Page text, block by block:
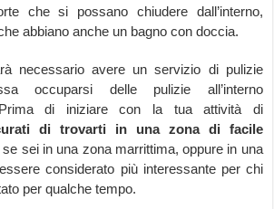
che si possano chiudere dall’interno,
abbiano anche un bagno con doccia.
necessario avere un servizio di pulizie
occuparsi delle pulizie all’interno
Prima di iniziare con la tua attività di
di trovarti in una zona di facile
se sei in una zona marrittima, oppure in una
considerato più interessante per chi
per qualche tempo.